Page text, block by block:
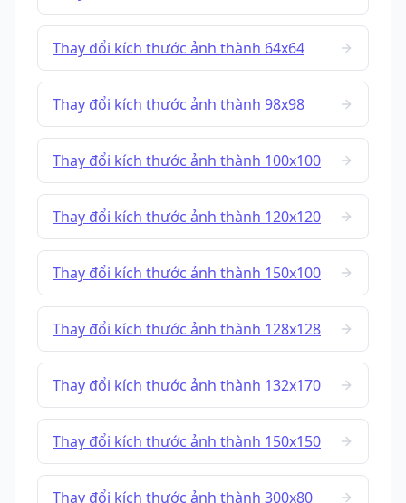
Thay đổi kích thước ảnh thành 64x64
Thay đổi kích thước ảnh thành 98x98
Thay đổi kích thước ảnh thành 100x100
Thay đổi kích thước ảnh thành 120x120
Thay đổi kích thước ảnh thành 150x100
Thay đổi kích thước ảnh thành 128x128
Thay đổi kích thước ảnh thành 132x170
Thay đổi kích thước ảnh thành 150x150
Thay đổi kích thước ảnh thành 300x80